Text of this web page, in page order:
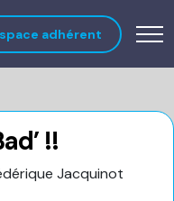
adhérent
!!
Jacquinot